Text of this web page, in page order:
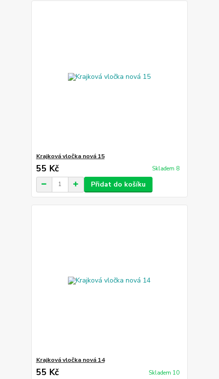
Krajková vločka nová 15
55 Kč Skladem 8
Přidat do košíku
Krajková vločka nová 14
55 Kč Skladem 10